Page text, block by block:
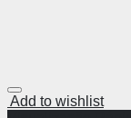
Add to wishlist